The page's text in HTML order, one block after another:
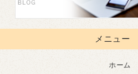
メニュー
ホーム